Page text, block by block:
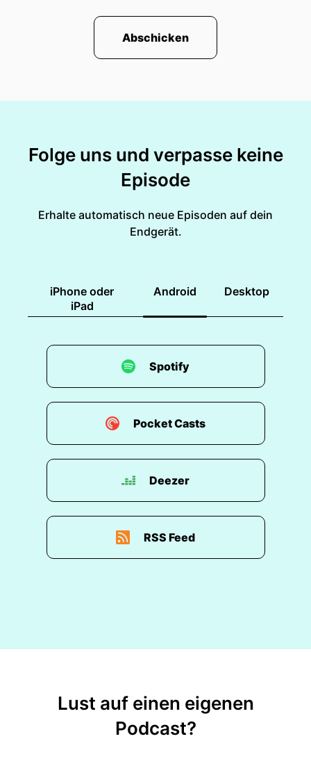
Abschicken
Folge uns und verpasse keine
Episode
Erhalte automatisch neue Episoden auf dein
Endgerät.
iPhone oder
iPad
Android Desktop
Spotify
Pocket Casts
Deezer
RSS Feed
Lust auf einen eigenen
Podcast?